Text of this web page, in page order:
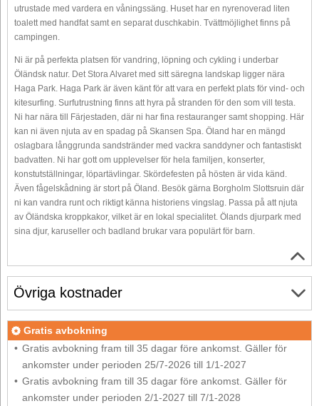
utrustade med vardera en våningssäng. Huset har en nyrenoverad liten
toalett med handfat samt en separat duschkabin. Tvättmöjlighet finns på
campingen.
Ni är på perfekta platsen för vandring, löpning och cykling i underbar
Öländsk natur. Det Stora Alvaret med sitt säregna landskap ligger nära
Haga Park. Haga Park är även känt för att vara en perfekt plats för vind- och
kitesurfing. Surfutrustning finns att hyra på stranden för den som vill testa.
Ni har nära till Färjestaden, där ni har fina restauranger samt shopping. Här
kan ni även njuta av en spadag på Skansen Spa. Öland har en mängd
oslagbara långgrunda sandstränder med vackra sanddyner och fantastiskt
badvatten. Ni har gott om upplevelser för hela familjen, konserter,
konstutställningar, löpartävlingar. Skördefesten på hösten är vida känd.
Även fågelskådning är stort på Öland. Besök gärna Borgholm Slottsruin där
ni kan vandra runt och riktigt känna historiens vingslag. Passa på att njuta
av Öländska kroppkakor, vilket är en lokal specialitet. Ölands djurpark med
sina djur, karuseller och badland brukar vara populärt för barn.
Övriga kostnader
Gratis avbokning
Gratis avbokning fram till 35 dagar före ankomst. Gäller för
ankomster under perioden 25/7-2026 till 1/1-2027
Gratis avbokning fram till 35 dagar före ankomst. Gäller för
ankomster under perioden 2/1-2027 till 7/1-2028